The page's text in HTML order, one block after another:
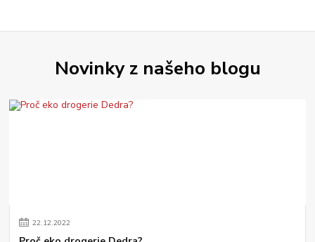
Novinky z našeho blogu
22.12.2022